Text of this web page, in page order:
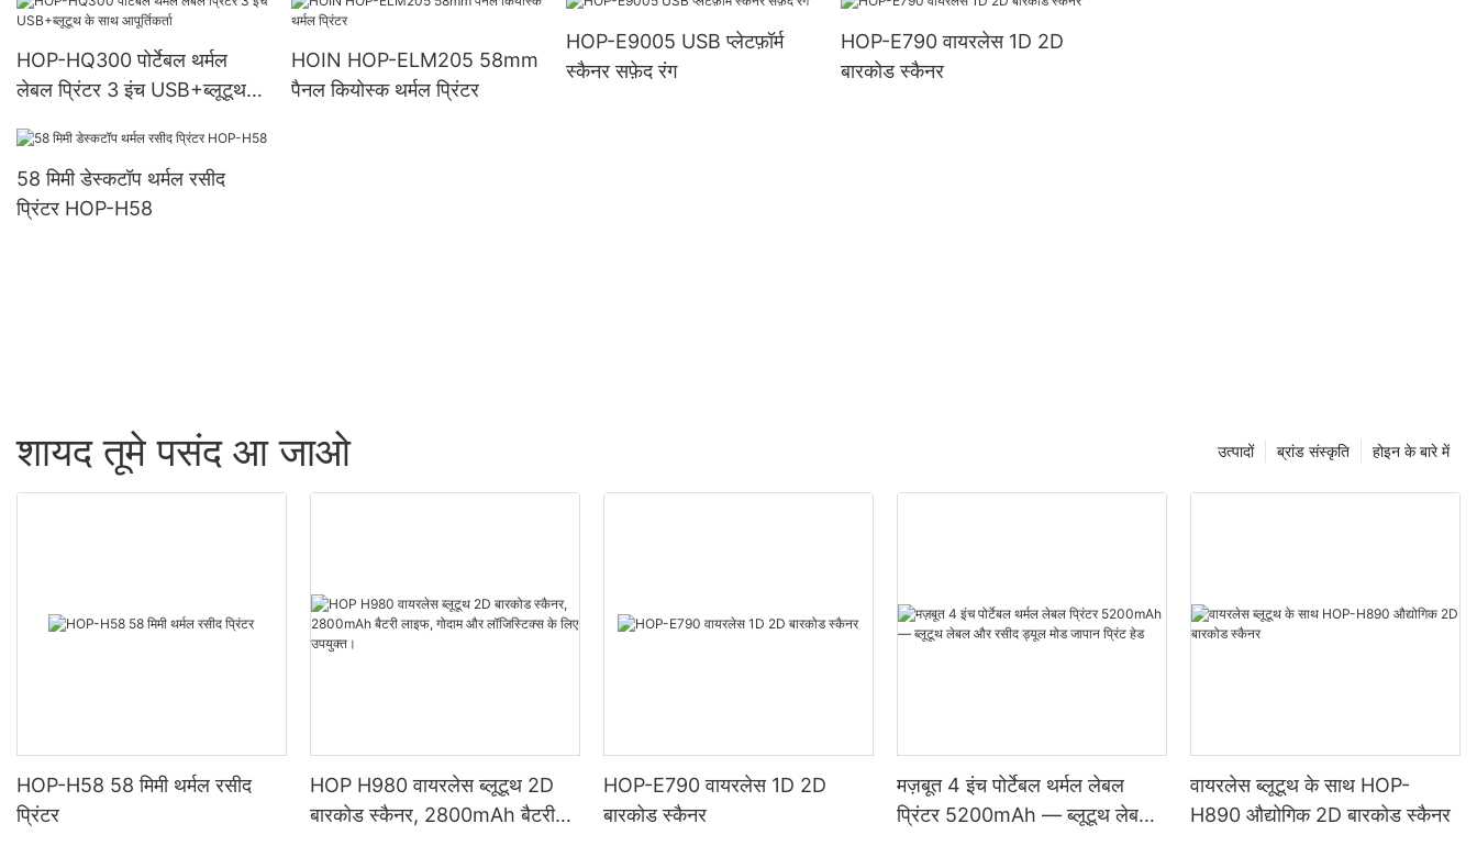
HOP-HQ300 पोर्टेबल थर्मल
लेबल प्रिंटर 3 इंच USB+ब्लूटूथ के
HOIN HOP-ELM205 58mm
पैनल कियोस्क थर्मल प्रिंटर
HOP-E9005 USB प्लेटफ़ॉर्म
स्कैनर सफ़ेद रंग
HOP-E790 वायरलेस 1D 2D
बारकोड स्कैनर
58 मिमी डेस्कटॉप थर्मल रसीद
प्रिंटर HOP-H58
शायद तूमे पसंद आ जाओ होइन के बारे में
ब्रांड संस्कृति
उत्पादों
HOP-H58 58 मिमी थर्मल रसीद
प्रिंटर
HOP H980 वायरलेस ब्लूटूथ 2D
बारकोड स्कैनर, 2800mAh बैटरी
HOP-E790 वायरलेस 1D 2D
बारकोड स्कैनर
मज़बूत 4 इंच पोर्टेबल थर्मल लेबल
प्रिंटर 5200mAh — ब्लूटूथ लेबल
वायरलेस ब्लूटूथ के साथ HOP-
H890 औद्योगिक 2D बारकोड स्कैनर